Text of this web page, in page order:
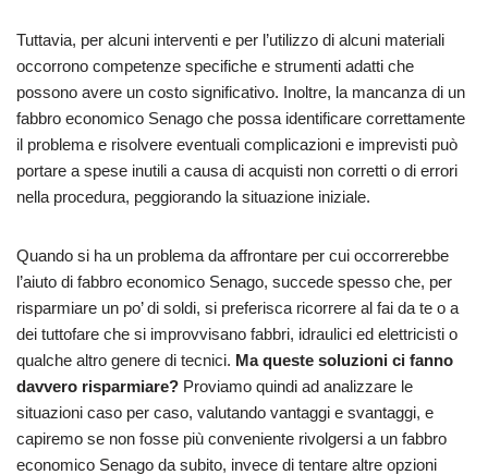
Tuttavia, per alcuni interventi e per l’utilizzo di alcuni materiali
occorrono competenze specifiche e strumenti adatti che
possono avere un costo significativo. Inoltre, la mancanza di un
fabbro economico Senago che possa identificare correttamente
il problema e risolvere eventuali complicazioni e imprevisti può
portare a spese inutili a causa di acquisti non corretti o di errori
nella procedura, peggiorando la situazione iniziale.
Quando si ha un problema da affrontare per cui occorrerebbe
l’aiuto di fabbro economico Senago, succede spesso che, per
risparmiare un po’ di soldi, si preferisca ricorrere al fai da te o a
dei tuttofare che si improvvisano fabbri, idraulici ed elettricisti o
qualche altro genere di tecnici. Ma queste soluzioni ci fanno
davvero risparmiare? Proviamo quindi ad analizzare le
situazioni caso per caso, valutando vantaggi e svantaggi, e
capiremo se non fosse più conveniente rivolgersi a un fabbro
economico Senago da subito, invece di tentare altre opzioni